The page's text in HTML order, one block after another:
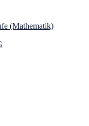
(Mathematik)